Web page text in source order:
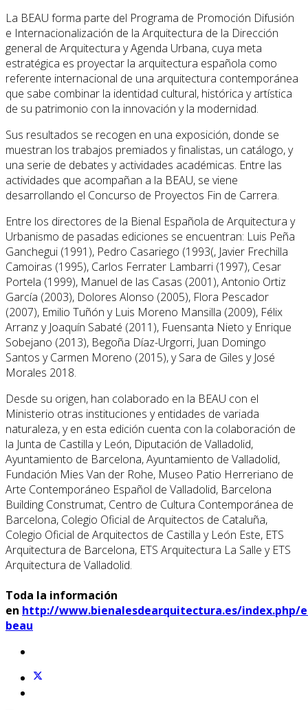
La BEAU forma parte del Programa de Promoción Difusión
e Internacionalización de la Arquitectura de la Dirección
general de Arquitectura y Agenda Urbana, cuya meta
estratégica es proyectar la arquitectura española como
referente internacional de una arquitectura contemporánea
que sabe combinar la identidad cultural, histórica y artística
de su patrimonio con la innovación y la modernidad.
Sus resultados se recogen en una exposición, donde se
muestran los trabajos premiados y finalistas, un catálogo, y
una serie de debates y actividades académicas. Entre las
actividades que acompañan a la BEAU, se viene
desarrollando el Concurso de Proyectos Fin de Carrera.
Entre los directores de la Bienal Española de Arquitectura y
Urbanismo de pasadas ediciones se encuentran: Luis Peña
Ganchegui (1991), Pedro Casariego (1993(, Javier Frechilla
Camoiras (1995), Carlos Ferrater Lambarri (1997), Cesar
Portela (1999), Manuel de las Casas (2001), Antonio Ortiz
García (2003), Dolores Alonso (2005), Flora Pescador
(2007), Emilio Tuñón y Luis Moreno Mansilla (2009), Félix
Arranz y Joaquín Sabaté (2011), Fuensanta Nieto y Enrique
Sobejano (2013), Begoña Díaz-Urgorri, Juan Domingo
Santos y Carmen Moreno (2015), y Sara de Giles y José
Morales 2018.
Desde su origen, han colaborado en la BEAU con el
Ministerio otras instituciones y entidades de variada
naturaleza, y en esta edición cuenta con la colaboración de
la Junta de Castilla y León, Diputación de Valladolid,
Ayuntamiento de Barcelona, Ayuntamiento de Valladolid,
Fundación Mies Van der Rohe, Museo Patio Herreriano de
Arte Contemporáneo Español de Valladolid, Barcelona
Building Construmat, Centro de Cultura Contemporánea de
Barcelona, Colegio Oficial de Arquitectos de Cataluña,
Colegio Oficial de Arquitectos de Castilla y León Este, ETS
Arquitectura de Barcelona, ETS Arquitectura La Salle y ETS
Arquitectura de Valladolid.
Toda la información
en http://www.bienalesdearquitectura.es/index.php/
beau